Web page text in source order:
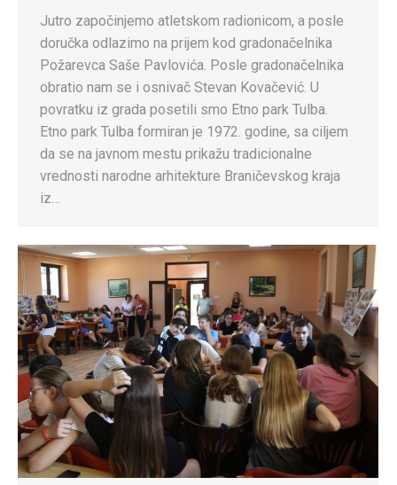
Jutro započinjemo atletskom radionicom, a posle
doručka odlazimo na prijem kod gradonačelnika
Požarevca Saše Pavlovića. Posle gradonačelnika
obratio nam se i osnivač Stevan Kovačević. U
povratku iz grada posetili smo Etno park Tulba.
Etno park Tulba formiran je 1972. godine, sa ciljem
da se na javnom mestu prikažu tradicionalne
vrednosti narodne arhitekture Braničevskog kraja
iz…